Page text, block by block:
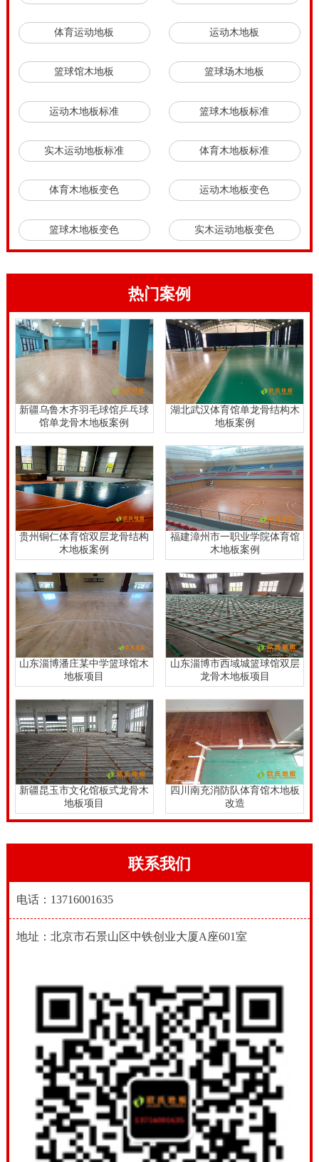
体育运动地板 运动木地板
篮球馆木地板 篮球场木地板
运动木地板标准 篮球木地板标准
实木运动地板标准 体育木地板标准
体育木地板变色 运动木地板变色
篮球木地板变色 实木运动地板变色
热门案例
新疆乌鲁木齐羽毛球馆乒乓球
馆单龙骨木地板案例
湖北武汉体育馆单龙骨结构木
地板案例
贵州铜仁体育馆双层龙骨结构
木地板案例
福建漳州市一职业学院体育馆
木地板案例
山东淄博潘庄某中学篮球馆木
地板项目
山东淄博市西域城篮球馆双层
龙骨木地板项目
新疆昆玉市文化馆板式龙骨木
地板项目
四川南充消防队体育馆木地板
改造
联系我们
电话：13716001635
地址：北京市石景山区中铁创业大厦A座601室